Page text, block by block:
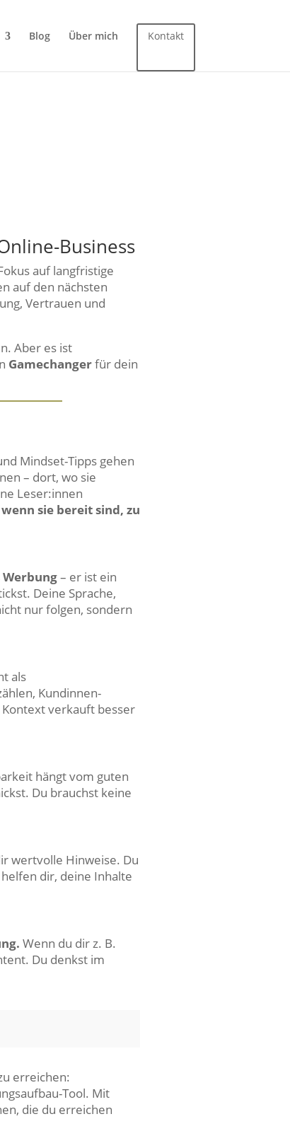
Blog Über mich Kontakt
Business
auf langfristige
auf den nächsten
Vertrauen und
Aber es ist
Gamechangerfür dein
Mindset-Tipps gehen
– dort, wo sie
Leser:innen
sie bereit sind, zu
– er ist ein
Deine Sprache,
nur folgen, sondern
als
Kundinnen-
Kontext verkauft besser
hängt vom guten
Du brauchst keine
wertvolle Hinweise. Du
dir, deine Inhalte
Wenn du dir z. B.
Du denkst im
erreichen:
Tool. Mit
die du erreichen